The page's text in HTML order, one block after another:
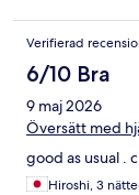
Verifierad
6/10 Bra
9 maj 2026
Översätt med
good as usual .
Hiroshi, 3